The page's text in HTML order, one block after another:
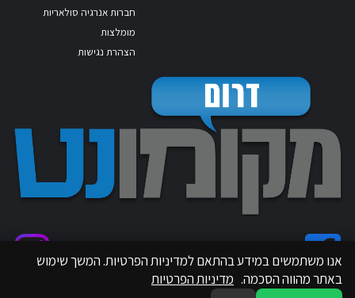
חברות אנרגיה סולאריות
מומלצות
הצהרת נגישות
אנו משתמשים במידע בהתאם למדיניות הפרטיות. המשך שימוש
באתר מהווה הסכמה. מדיניות הפרטיות